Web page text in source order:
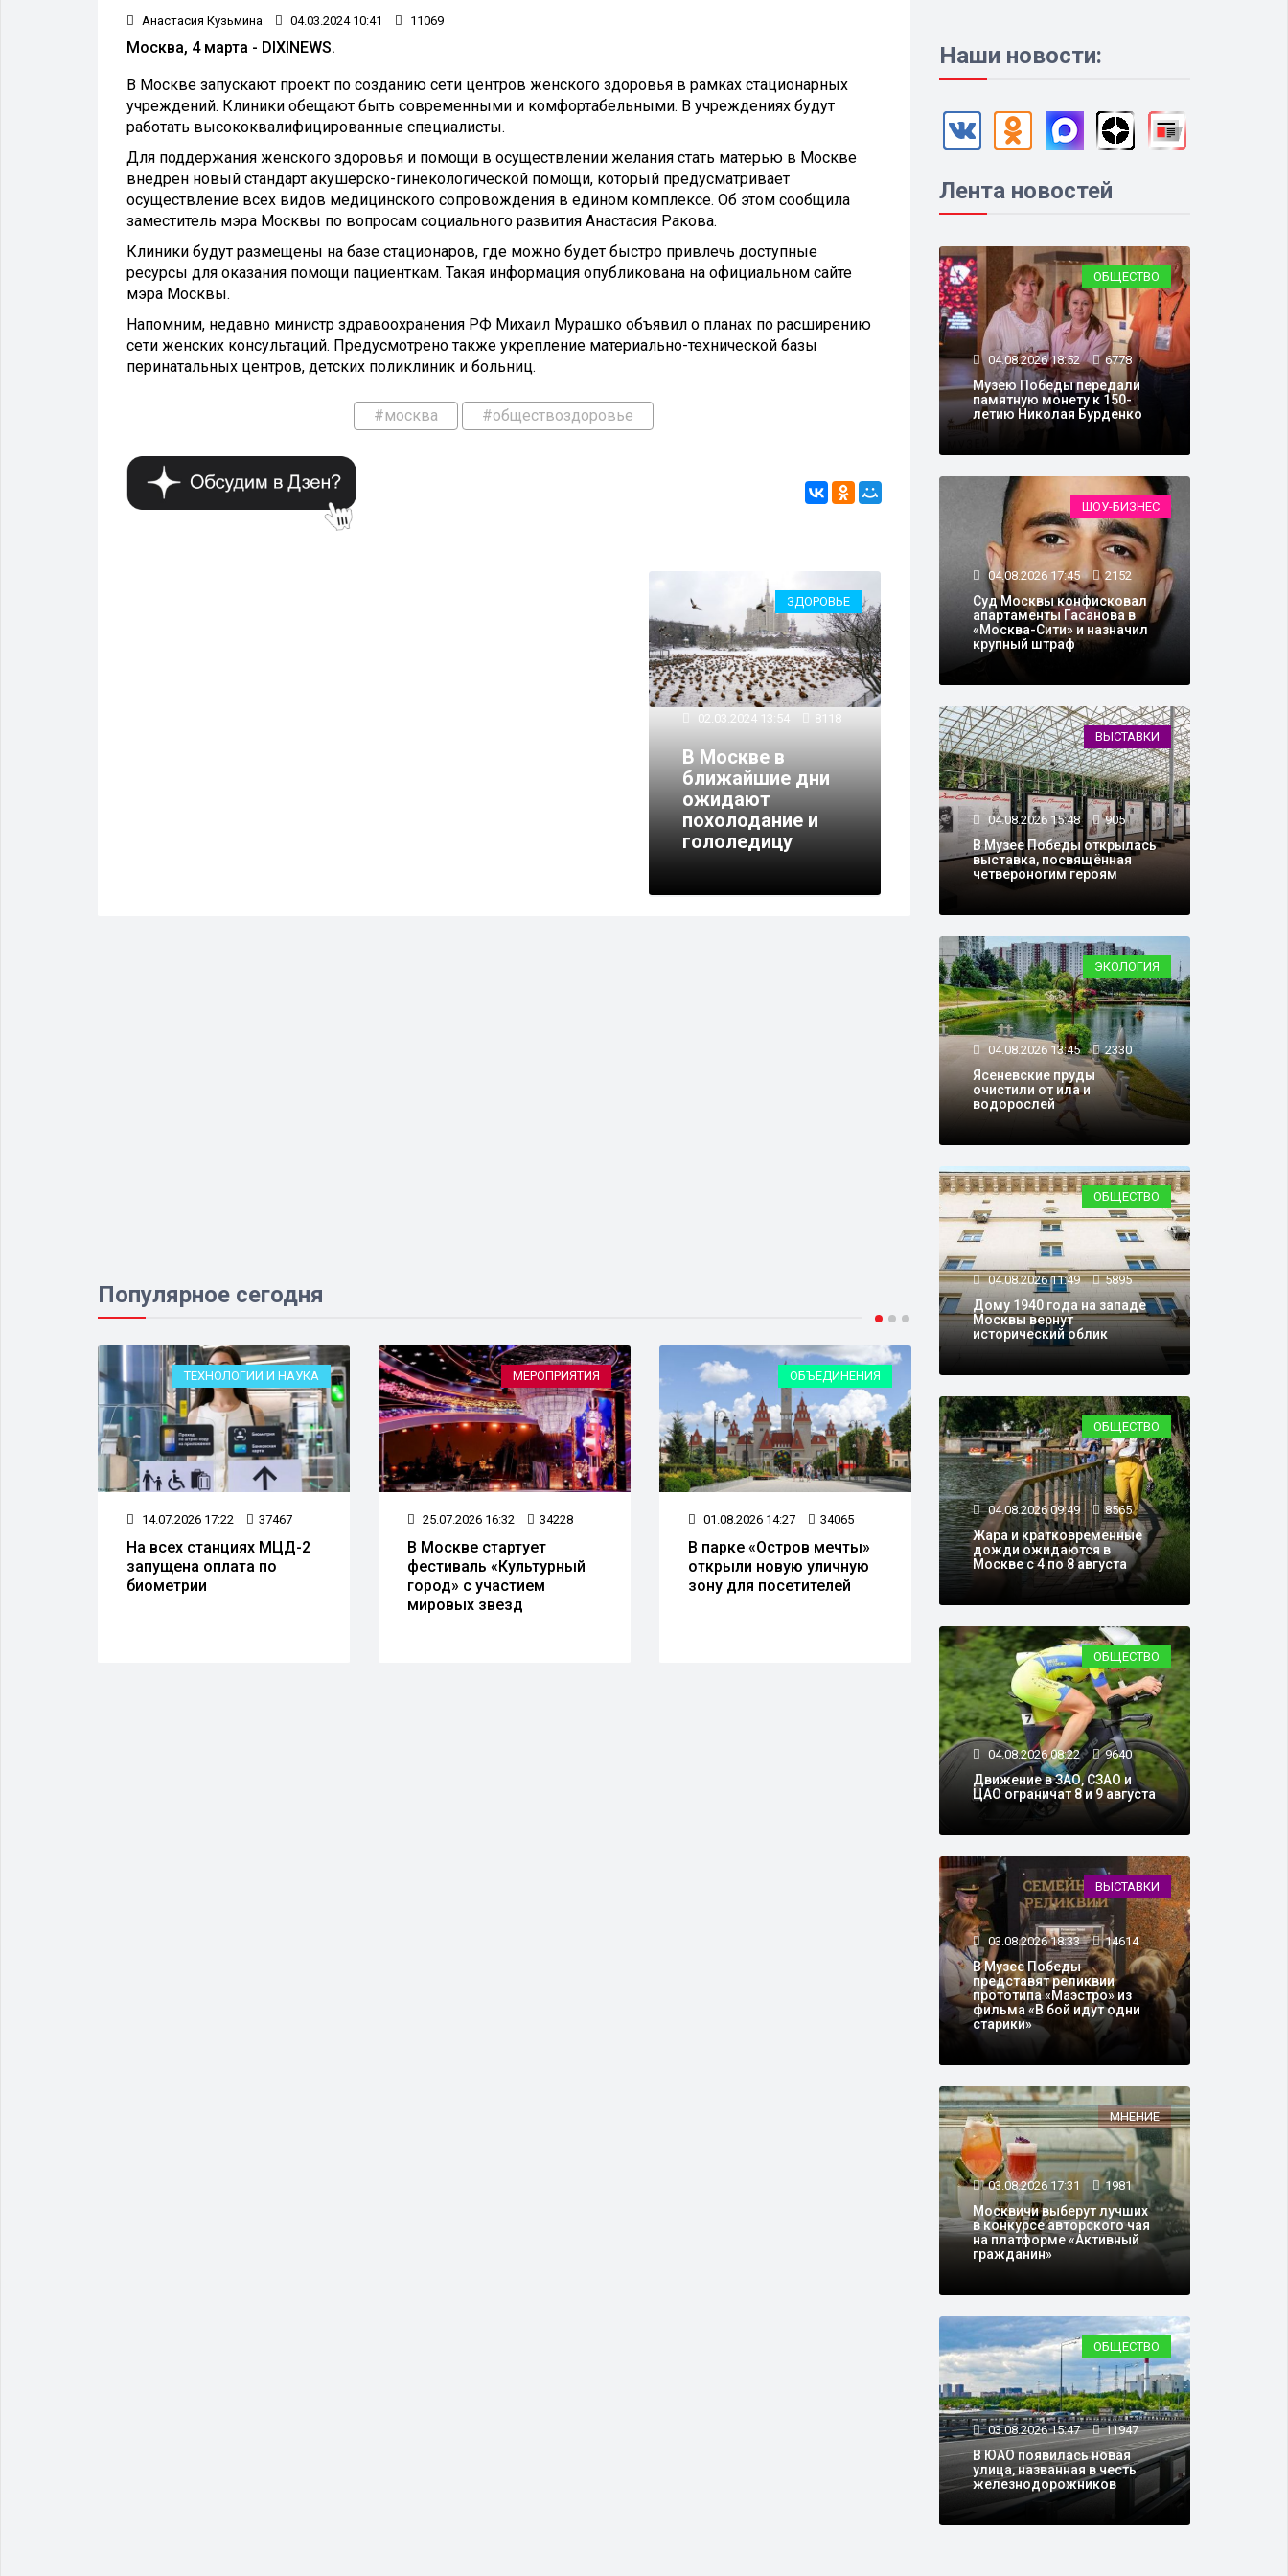
Анастасия Кузьмина 04.03.2024 10:41 11069
Москва, 4 марта - DIXINEWS.
В Москве запускают проект по созданию сети центров женского здоровья в рамках стационарных
учреждений. Клиники обещают быть современными и комфортабельными. В учреждениях будут
работать высококвалифицированные специалисты.
Для поддержания женского здоровья и помощи в осуществлении желания стать матерью в Москве
внедрен новый стандарт акушерско-гинекологической помощи, который предусматривает
осуществление всех видов медицинского сопровождения в едином комплексе. Об этом сообщила
заместитель мэра Москвы по вопросам социального развития Анастасия Ракова.
Клиники будут размещены на базе стационаров, где можно будет быстро привлечь доступные
ресурсы для оказания помощи пациенткам. Такая информация опубликована на официальном сайте
мэра Москвы.
Напомним, недавно министр здравоохранения РФ Михаил Мурашко объявил о планах по расширению
сети женских консультаций. Предусмотрено также укрепление материально-технической базы
перинатальных центров, детских поликлиник и больниц.
#москва #обществоздоровье
ЗДОРОВЬЕ
02.03.2024 13:54 8118
В Москве в
ближайшие дни
ожидают
похолодание и
гололедицу
Популярное сегодня
ТЕХНОЛОГИИ И НАУКА
14.07.2026 17:22 37467
На всех станциях МЦД-2
запущена оплата по
биометрии
МЕРОПРИЯТИЯ
25.07.2026 16:32 34228
В Москве стартует
фестиваль «Культурный
город» с участием
мировых звезд
ОБЪЕДИНЕНИЯ
01.08.2026 14:27 34065
В парке «Остров мечты»
открыли новую уличную
зону для посетителей
ОБЩЕСТВО
15.07.2026 18:15 31067
Ко Дню фронтовой
собаки Музей Победы
запустил «Хвостатый
флешмоб»
Наши новости:
Лента новостей
ОБЩЕСТВО
04.08.2026 18:52 6778
Музею Победы передали
памятную монету к 150-
летию Николая Бурденко
ШОУ-БИЗНЕС
04.08.2026 17:45 2152
Суд Москвы конфисковал
апартаменты Гасанова в
«Москва-Сити» и назначил
крупный штраф
ВЫСТАВКИ
04.08.2026 15:48 905
В Музее Победы открылась
выставка, посвящённая
четвероногим героям
ЭКОЛОГИЯ
04.08.2026 13:45 2330
Ясеневские пруды
очистили от ила и
водорослей
ОБЩЕСТВО
04.08.2026 11:49 5895
Дому 1940 года на западе
Москвы вернут
исторический облик
ОБЩЕСТВО
04.08.2026 09:49 8565
Жара и кратковременные
дожди ожидаются в
Москве с 4 по 8 августа
ОБЩЕСТВО
04.08.2026 08:22 9640
Движение в ЗАО, СЗАО и
ЦАО ограничат 8 и 9 августа
ВЫСТАВКИ
03.08.2026 18:33 14614
В Музее Победы
представят реликвии
прототипа «Маэстро» из
фильма «В бой идут одни
старики»
МНЕНИЕ
03.08.2026 17:31 1981
Москвичи выберут лучших
в конкурсе авторского чая
на платформе «Активный
гражданин»
ОБЩЕСТВО
03.08.2026 15:47 11947
В ЮАО появилась новая
улица, названная в честь
железнодорожников